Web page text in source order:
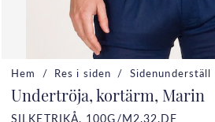
Hem Res i siden Sidenunderställ
Undertröja, kortärm, Marin
SILKETRIKÅ, 100G/M2,32,DF